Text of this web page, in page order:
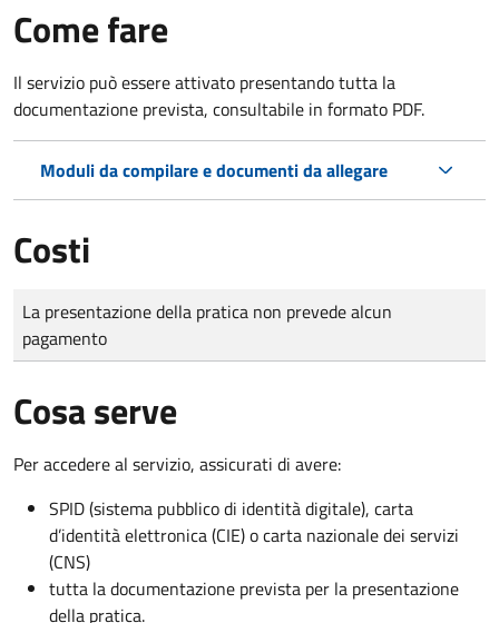
Come fare
Il servizio può essere attivato presentando tutta la
documentazione prevista, consultabile in formato PDF.
Moduli da compilare e documenti da allegare
Costi
Tipo di pagamento
Importo
La presentazione della pratica non prevede alcun
pagamento
Cosa serve
Per accedere al servizio, assicurati di avere:
SPID (sistema pubblico di identità digitale), carta
d’identità elettronica (CIE) o carta nazionale dei servizi
(CNS)
tutta la documentazione prevista per la presentazione
della pratica.